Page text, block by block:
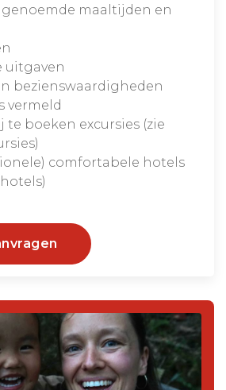
maaltijden en
uitgaven
bezienswaardigheden
vermeld
boeken excursies (zie
comfortabele hotels